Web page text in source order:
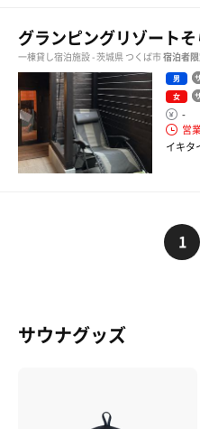
グランピングリゾート
一棟貸し宿泊施設 - 茨城県 つくば市宿泊者
男
女
-
営
イキタ
1
サウナグッズ